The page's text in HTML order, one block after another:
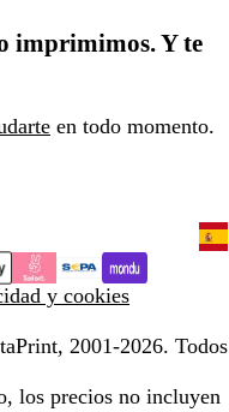
imprimimos. Y te
en todo momento.
y cookies
2001-2026. Todos
los precios no incluyen